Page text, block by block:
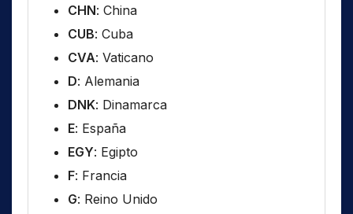
CHN: China
CUB: Cuba
CVA: Vaticano
D: Alemania
DNK: Dinamarca
E: España
EGY: Egipto
F: Francia
G: Reino Unido